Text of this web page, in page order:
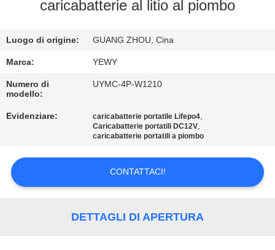
FABBRICA
CONTROLLO
DI
QUALITÀ
CONTATTICI
NOTIZIE
caricabatterie al litio al piombo
Luogo di origine: GUANG ZHOU, Cina
Marca: YEWY
Numero di
modello:
UYMC-4P-W1210
Evidenziare: caricabatterie portatile Lifepo4,
Caricabatterie portatili DC12V,
caricabatterie portatili a piombo
CONTATTACI!
DETTAGLI DI APERTURA